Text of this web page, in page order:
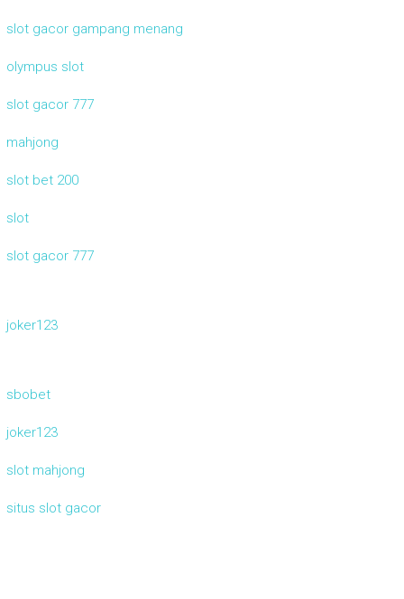
slot gacor gampang menang
olympus slot
slot gacor 777
mahjong
slot bet 200
slot
slot gacor 777
joker123
sbobet
joker123
slot mahjong
situs slot gacor